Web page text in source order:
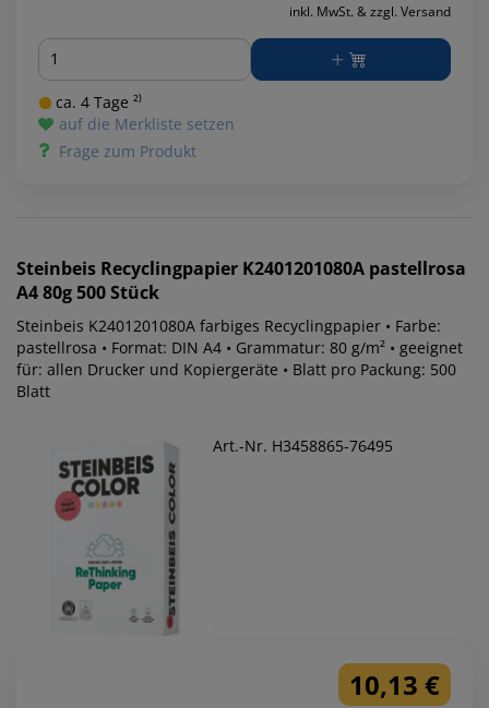
inkl. MwSt. & zzgl. Versand
Menge
ca. 4 Tage ²⁾
auf die Merkliste setzen
Frage zum Produkt
Steinbeis Recyclingpapier K2401201080A pastellrosa
A4 80g 500 Stück
Steinbeis K2401201080A farbiges Recyclingpapier • Farbe:
pastellrosa • Format: DIN A4 • Grammatur: 80 g/m² • geeignet
für: allen Drucker und Kopiergeräte • Blatt pro Packung: 500
Blatt
Art.-Nr. H3458865-76495
10,13 €